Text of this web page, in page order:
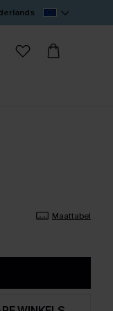
Maattabel